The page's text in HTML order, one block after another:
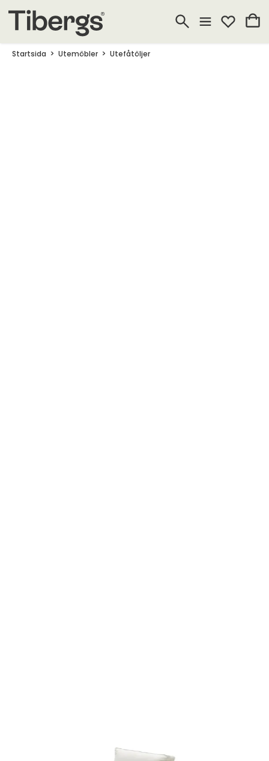
Startsida Utemöbler Utefåtöljer